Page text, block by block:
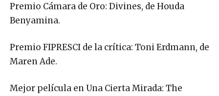
Premio Cámara de Oro: Divines, de Houda
Benyamina.
Premio FIPRESCI de la crítica: Toni Erdmann, de
Maren Ade.
Mejor película en Una Cierta Mirada: The